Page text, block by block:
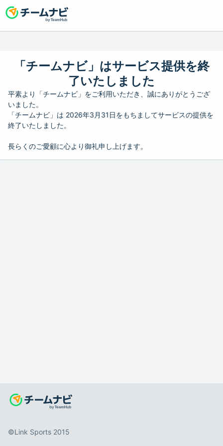
「チームナビ」はサービス提供を終
了いたしました
平素より「チームナビ」をご利用いただき、誠にありがとうござ
いました。
「チームナビ」は 2026年3月31日をもちましてサービスの提供を
終了いたしました。
長らくのご愛顧に心より御礼申し上げます。
©️Link Sports 2015